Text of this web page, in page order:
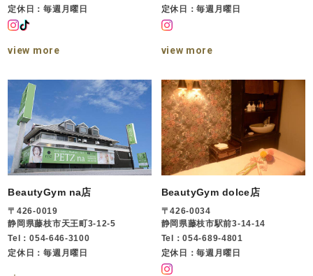
定休日：毎週月曜日
view more
定休日：毎週月曜日
view more
BeautyGym na店
〒426-0019
静岡県藤枝市天王町3-12-5
Tel：054-646-3100
定休日：毎週月曜日
BeautyGym dolce店
〒426-0034
静岡県藤枝市駅前3-14-14
Tel：054-689-4801
定休日：毎週月曜日